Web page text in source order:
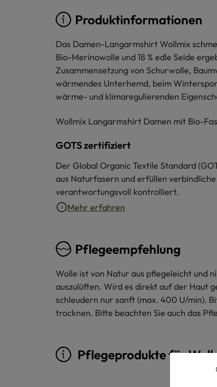
Produktinformationen
Das Damen-Langarmshirt Wollmix
Bio-Merinowolle und 18 % edle Seide
Zusammensetzung von Schurwolle,
wärmendes Unterhemd, beim
wärme- und klimaregulierenden
Wollmix Langarmshirt Damen mit Bio-
GOTS zertifiziert
Der Global Organic Textile Standard
aus Naturfasern und erfüllen
verantwortungsvoll kontrolliert.
Mehr erfahren
Pflegeempfehlung
Wolle ist von Natur aus pflegeleicht und
auszulüften. Wird es direkt auf der Haut
schleudern nur sanft (max. 400 U/min).
trocknen. Bitte beachten Sie auch das
Pflegeprodukte für